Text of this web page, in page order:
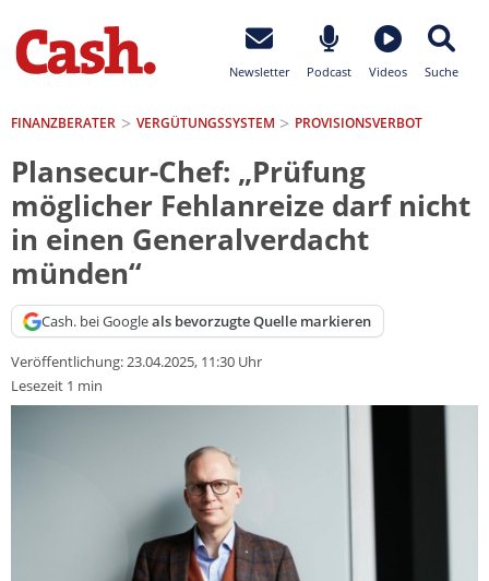
Newsletter Podcast Videos Suche
FINANZBERATER VERGÜTUNGSSYSTEM PROVISIONSVERBOT
Plansecur-Chef: „Prüfung
möglicher Fehlanreize darf nicht
in einen Generalverdacht
münden“
Cash. bei Googleals bevorzugte Quelle markieren
Veröffentlichung:23.04.2025, 11:30 Uhr
Lesezeit 1 min